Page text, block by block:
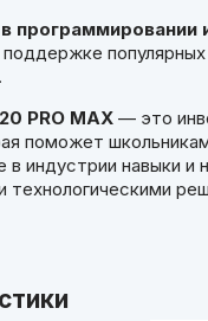
программировании
поддержке
PRO MAX — это
поможет
в индустрии навыки и
технологическими